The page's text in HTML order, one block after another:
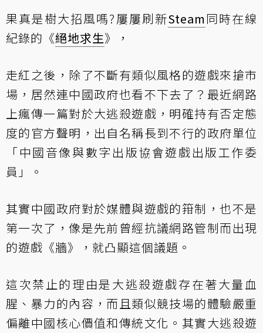
果真是樹大招風嗎?屢屢刷新Steam同時在線
紀錄的《絕地求生》，
走紅之後，除了不斷有類似風格的遊戲來搶市
場，居然連中國政府也看不下去了？最近網路
上瘋傳一篇對於大逃殺遊戲，明確持有否定態
度的官方聲明，出自名稱長到不行的政府單位
「中國音像與數字出版協會遊戲出版工作委
員」。
其實中國政府對於媒體與遊戲的箝制，也不是
第一次了，像是先前曾經抗議網路管制而出現
的遊戲《牆》，就凸顯這個議題。
這次禁止的理由是大逃殺遊戲存在著大量血
腥、暴力的內容，而且類似競技場的體驗嚴重
偏離中國核心價值和傳統文化。其實大逃殺遊